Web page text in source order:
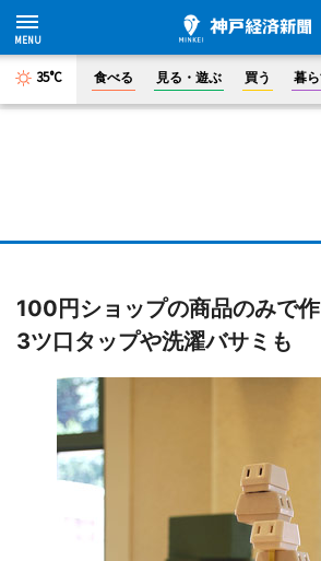
35°C 食べる 見る・遊ぶ 買う 暮
100円ショップの商品のみで
3ツ口タップや洗濯バサミも